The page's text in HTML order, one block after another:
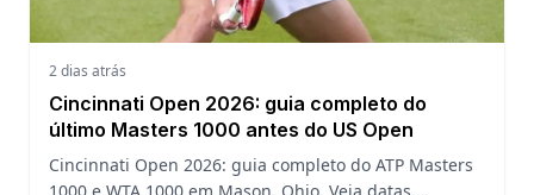
2 dias atrás
Cincinnati Open 2026: guia completo do
último Masters 1000 antes do US Open
Cincinnati Open 2026: guia completo do ATP Masters